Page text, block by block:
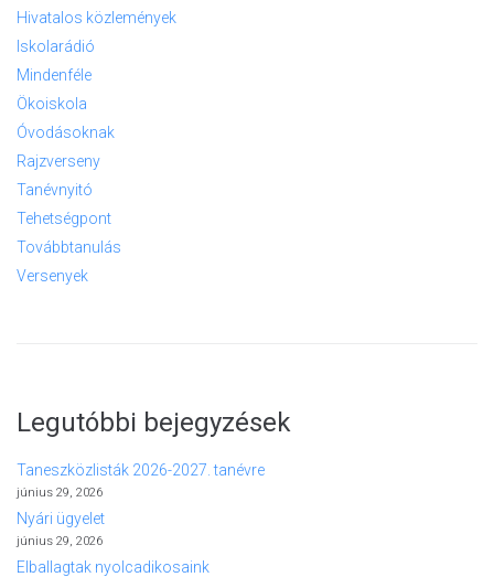
Hivatalos közlemények
Iskolarádió
Mindenféle
Ökoiskola
Óvodásoknak
Rajzverseny
Tanévnyitó
Tehetségpont
Továbbtanulás
Versenyek
Legutóbbi bejegyzések
Taneszközlisták 2026-2027. tanévre
június 29, 2026
Nyári ügyelet
június 29, 2026
Elballagtak nyolcadikosaink